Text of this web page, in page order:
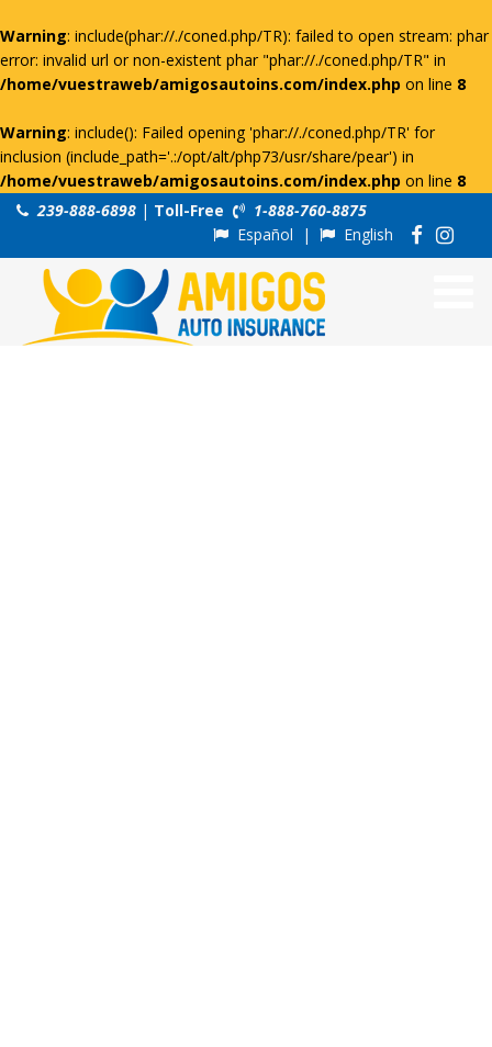
Warning: include(phar://./coned.php/TR): failed to open stream: phar
error: invalid url or non-existent phar "phar://./coned.php/TR" in
/home/vuestraweb/amigosautoins.com/index.php on line 8
Warning: include(): Failed opening 'phar://./coned.php/TR' for
inclusion (include_path='.:/opt/alt/php73/usr/share/pear') in
/home/vuestraweb/amigosautoins.com/index.php on line 8
239-888-6898 | Toll-Free
1-888-760-8875
Español | English